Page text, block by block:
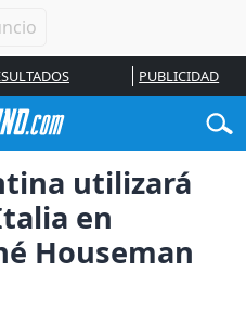
PUBLICIDAD
utilizará
en
Houseman